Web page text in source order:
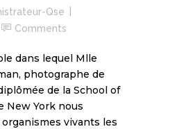
Qse
Comments
dans lequel Mlle
photographe de
de la School of
New York nous
vivants les